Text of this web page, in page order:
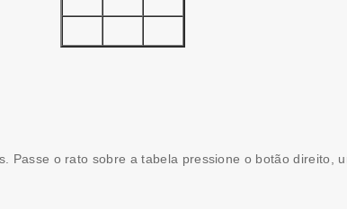
Passe o rato sobre a tabela pressione o botão direito,